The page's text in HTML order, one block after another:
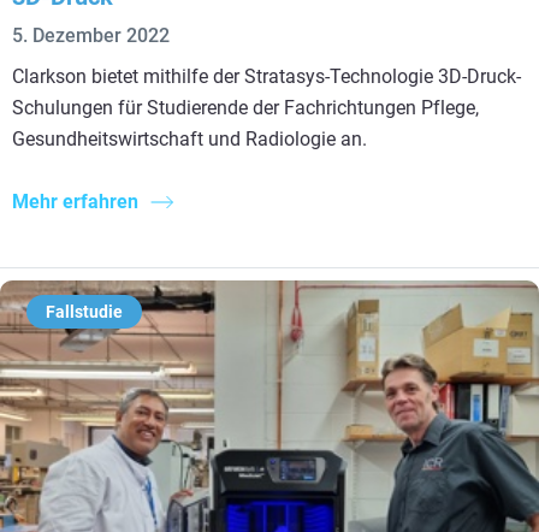
5. Dezember 2022
Clarkson bietet mithilfe der Stratasys-Technologie 3D-Druck-
Schulungen für Studierende der Fachrichtungen Pflege,
Gesundheitswirtschaft und Radiologie an.
Mehr erfahren
Fallstudie